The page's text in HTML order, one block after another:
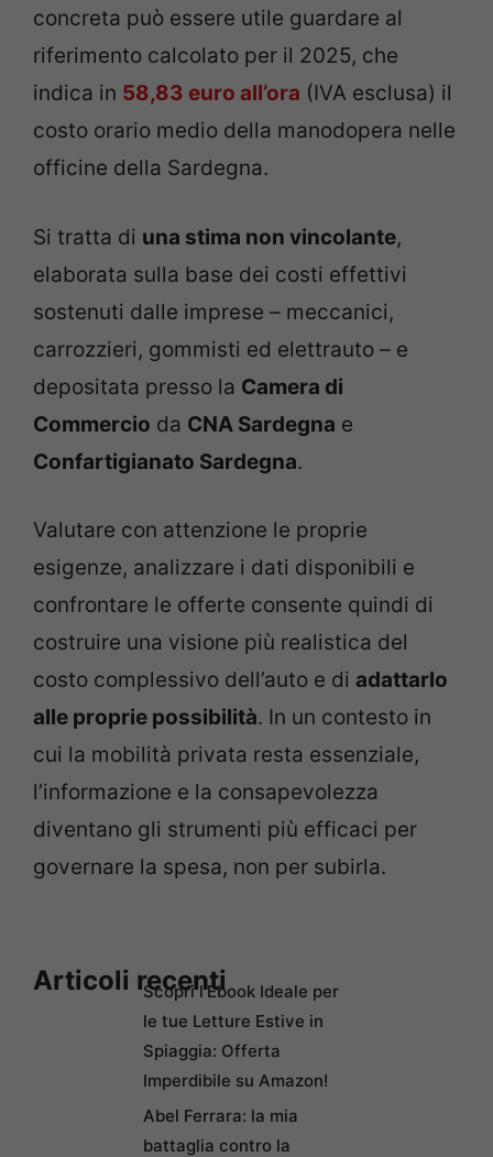
concreta può essere utile guardare al
riferimento calcolato per il 2025, che
indica in 58,83 euro all’ora (IVA esclusa) il
costo orario medio della manodopera nelle
officine della Sardegna.
Si tratta di una stima non vincolante,
elaborata sulla base dei costi effettivi
sostenuti dalle imprese – meccanici,
carrozzieri, gommisti ed elettrauto – e
depositata presso la Camera di
Commercio da CNA Sardegna e
Confartigianato Sardegna.
Valutare con attenzione le proprie
esigenze, analizzare i dati disponibili e
confrontare le offerte consente quindi di
costruire una visione più realistica del
costo complessivo dell’auto e di adattarlo
alle proprie possibilità. In un contesto in
cui la mobilità privata resta essenziale,
l’informazione e la consapevolezza
diventano gli strumenti più efficaci per
governare la spesa, non per subirla.
Articoli recentiScopri l’Ebook Ideale per
le tue Letture Estive in
Spiaggia: Offerta
Imperdibile su Amazon!
Abel Ferrara: la mia
battaglia contro la